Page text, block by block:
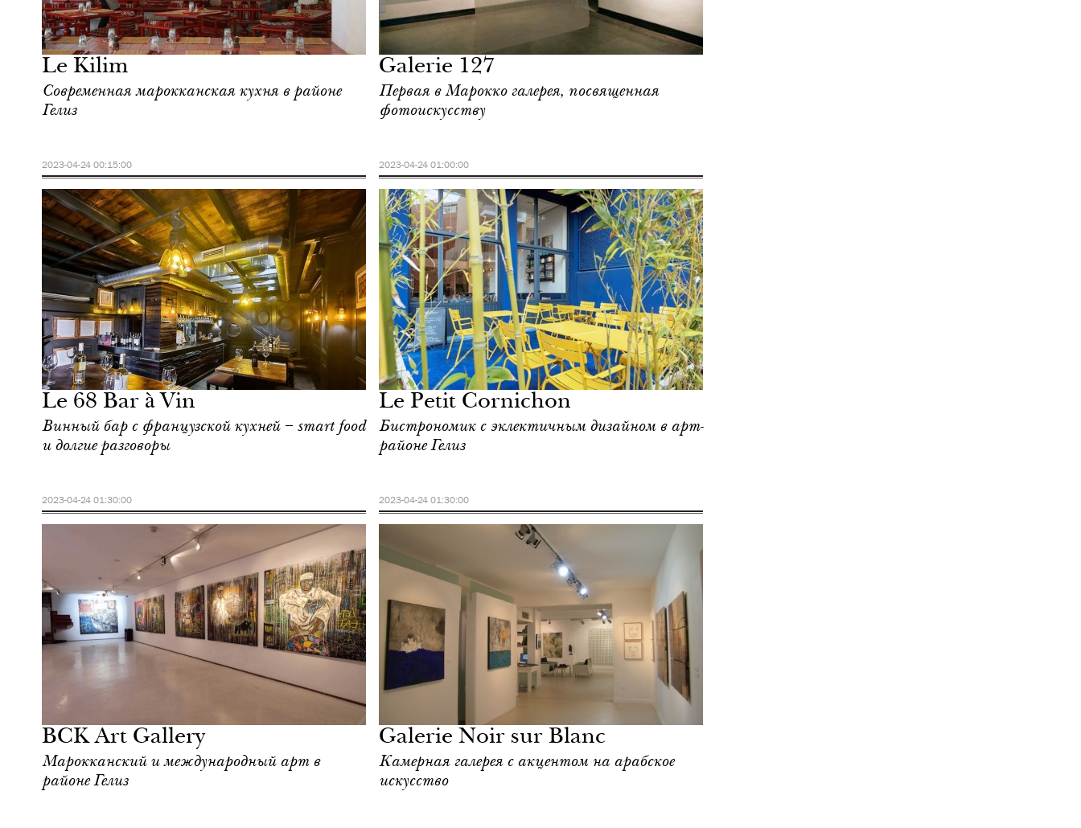
Le Kilim
Современная марокканская кухня в районе
Гелиз
2023-04-24 00:15:00
Культура
Марракеш
Galerie 127
Первая в Марокко галерея, посвященная
фотоискусству
2023-04-24 01:00:00
Le 68 Bar à Vin
Винный бар с французской кухней – smart food
и долгие разговоры
2023-04-24 01:30:00
Еда
Марракеш
Le Petit Cornichon
Бистрономик с эклектичным дизайном в арт-
районе Гелиз
2023-04-24 01:30:00
BCK Art Gallery
Марокканский и международный арт в
районе Гелиз
Культура
Марракеш
Galerie Noir sur Blanc
Камерная галерея с акцентом на арабское
искусство